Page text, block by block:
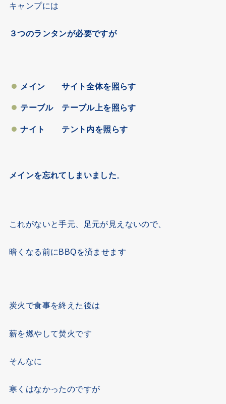
キャンプには
３つのランタンが必要ですが
メイン サイト全体を照らす
テーブル テーブル上を照らす
ナイト テント内を照らす
メインを忘れてしまいました。
これがないと手元、足元が見えないので、
暗くなる前にBBQを済ませます
炭火で食事を終えた後は
薪を燃やして焚火です
そんなに
寒くはなかったのですが